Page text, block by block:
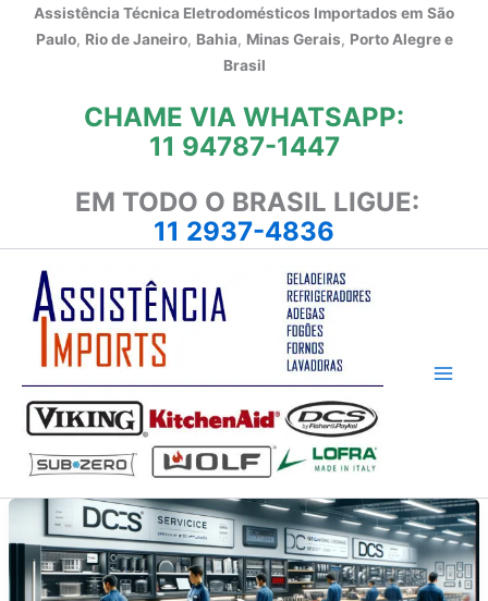
Assistência Técnica Eletrodomésticos Importados em São
Paulo, Rio de Janeiro, Bahia, Minas Gerais, Porto Alegre e
Brasil
CHAME VIA WHATSAPP:
11 94787-1447
EM TODO O BRASIL LIGUE:
11 2937-4836